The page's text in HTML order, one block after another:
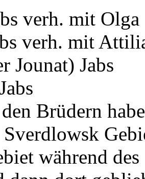
verh. mit
verh. mit
Jounat) Jabs
Brüdern
während